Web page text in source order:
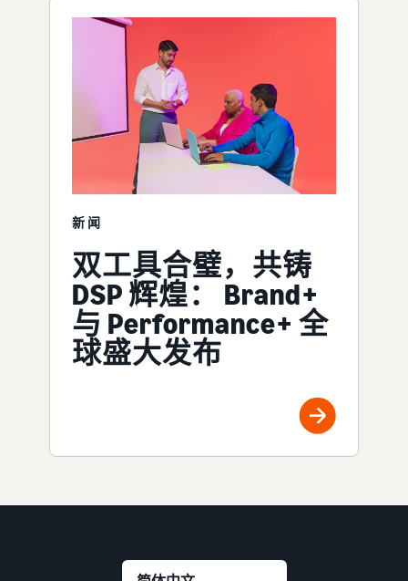
新闻
双工具合璧，共铸
DSP 辉煌： Brand+
与 Performance+ 全
球盛大发布